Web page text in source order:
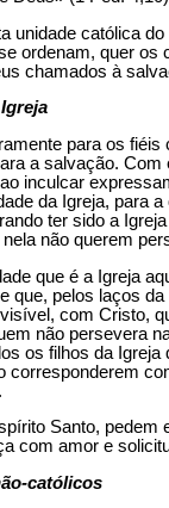
unidade católica
ordenam, quer
chamados à
para os
a salvação.
inculcar
da Igreja, para
ter sido a
não querem
que é a Igreja
que, pelos laços
com Cristo,
não persevera
os filhos da
corresponderem
Santo,
com amor e
católicos